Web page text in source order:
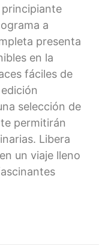
a
presenta
en la
fáciles de
selección de
permitirán
Libera
un viaje lleno